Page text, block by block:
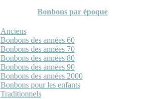
Bonbons par époque
Anciens
Bonbons des années 60
Bonbons des années 70
Bonbons des années 80
Bonbons des années 90
Bonbons des années 2000
Bonbons pour les enfants
Traditionnels